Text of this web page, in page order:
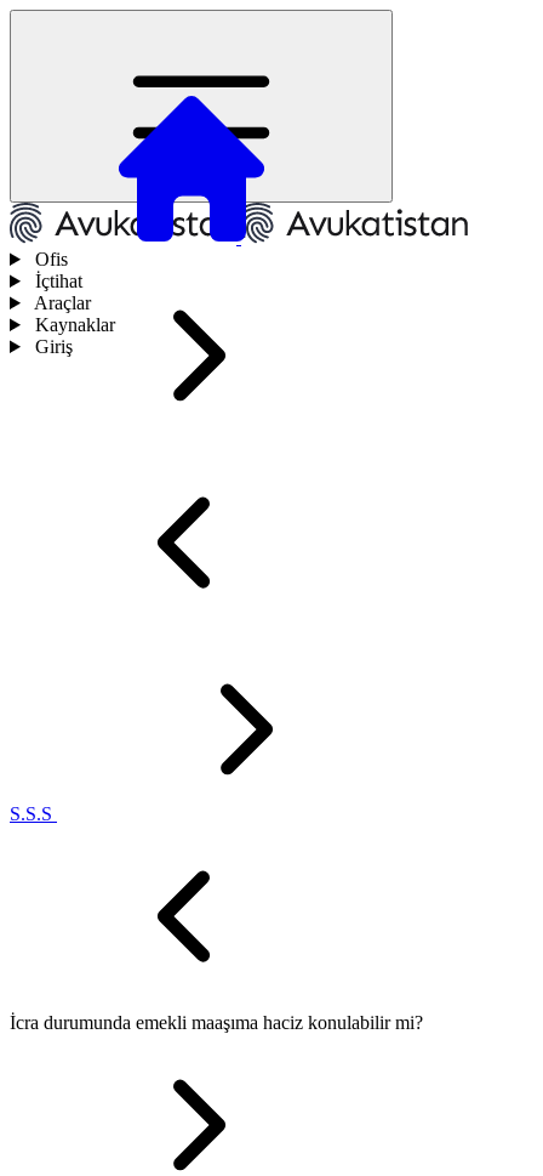
Ofis
İçtihat
Araçlar
Kaynaklar
Giriş
S.S.S
İcra durumunda emekli maaşıma haciz konulabilir mi?